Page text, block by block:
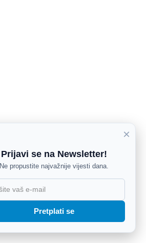
×
Prijavi se na Newsletter!
Ne propustite najvažnije vijesti dana.
Pretplati se